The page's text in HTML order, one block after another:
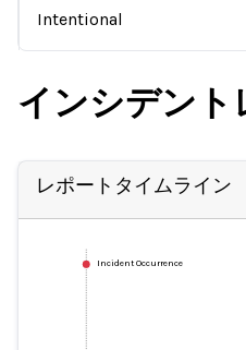
Intentional
インシデント
レポートタイムライン
Incident Occurrence